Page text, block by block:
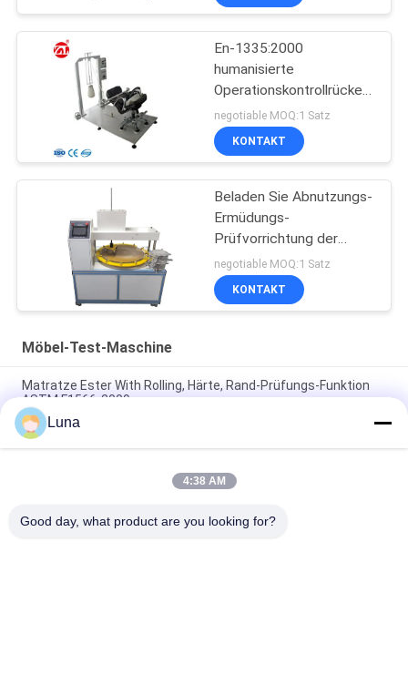
En-1335:2000
humanisierte
rückwärtige Haltbarkeits-
Prüfvorrichtung
negotiable MOQ:1 Satz
KONTAKT
Beladen Sie Abnutzungs-
Ermüdungs-
Prüfvorrichtung der
Gießmaschinen-90KG,
Fußbodenbelag-
Gießmaschinen-
negotiable MOQ:1 Satz
KONTAKT
Möbel-Test-Maschine
Matratze Ester With Rolling, Härte, Rand-Prüfungs-Funktion
ASTM F1566-2009
PLC steuern Stuhl-Schwenker-Haltbarkeits-Prüfgerät, keine
Auswirkung, simulieren wirklich
Möbel-Prüfmaschine-Sofa-/Armlehnen-Laden-Kraft QB/T
Luna
4:38 AM
Good day, what product are you looking for?